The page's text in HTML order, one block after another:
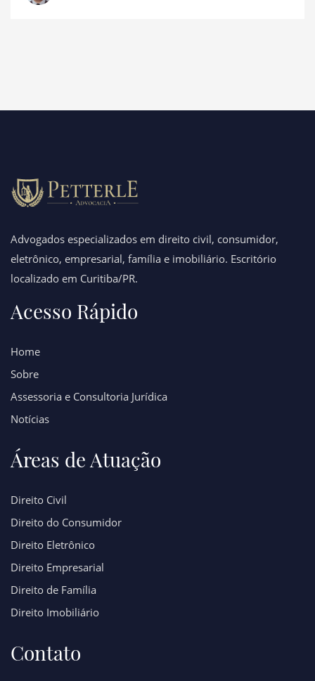
Advogados especializados em direito civil, consumidor,
eletrônico, empresarial, família e imobiliário. Escritório
localizado em Curitiba/PR.
Acesso Rápido
Home
Sobre
Assessoria e Consultoria Jurídica
Notícias
Áreas de Atuação
Direito Civil
Direito do Consumidor
Direito Eletrônico
Direito Empresarial
Direito de Família
Direito Imobiliário
Contato